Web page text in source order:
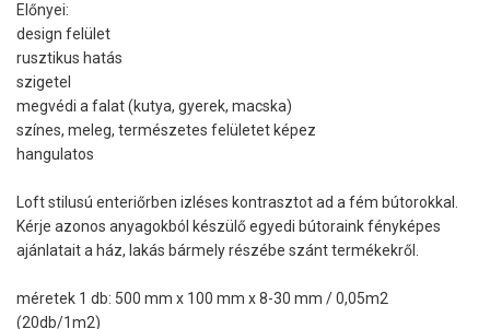
Előnyei:
design felület
rusztikus hatás
szigetel
megvédi a falat (kutya, gyerek, macska)
színes, meleg, természetes felületet képez
hangulatos
Loft stilusú enteriőrben izléses kontrasztot ad a fém bútorokkal.
Kérje azonos anyagokból készülő egyedi bútoraink fényképes
ajánlatait a ház, lakás bármely részébe szánt termékekről.
méretek 1 db: 500 mm x 100 mm x 8-30 mm / 0,05m2
(20db/1m2)